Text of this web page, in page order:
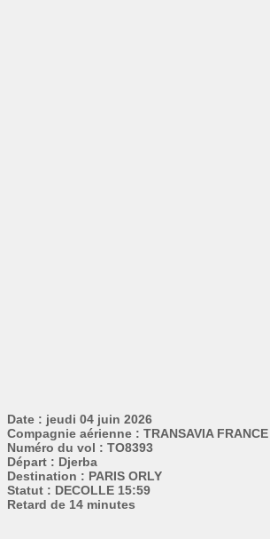
Date : jeudi 04 juin 2026
Compagnie aérienne : TRANSAVIA FRANCE
Numéro du vol : TO8393
Départ : Djerba
Destination : PARIS ORLY
Statut : DECOLLE 15:59
Retard de 14 minutes